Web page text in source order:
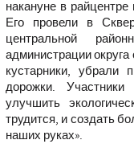
накануне в
Его провели в
центральной
администрации
кустарники, убрали
дорожки.
улучшить
трудится, и создать
наших руках».